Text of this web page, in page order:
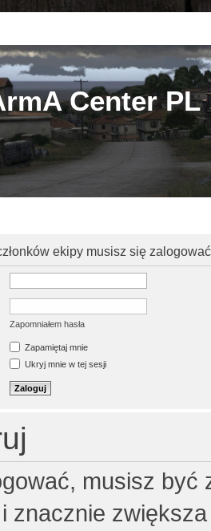
Center PL
ekipy musisz się
Zapomniałem hasła
Zapamiętaj mnie
Ukryj mnie w tej sesji
musisz być
znacznie